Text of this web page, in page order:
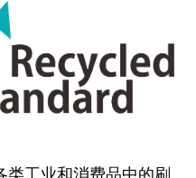
类工业和消费品中的刷